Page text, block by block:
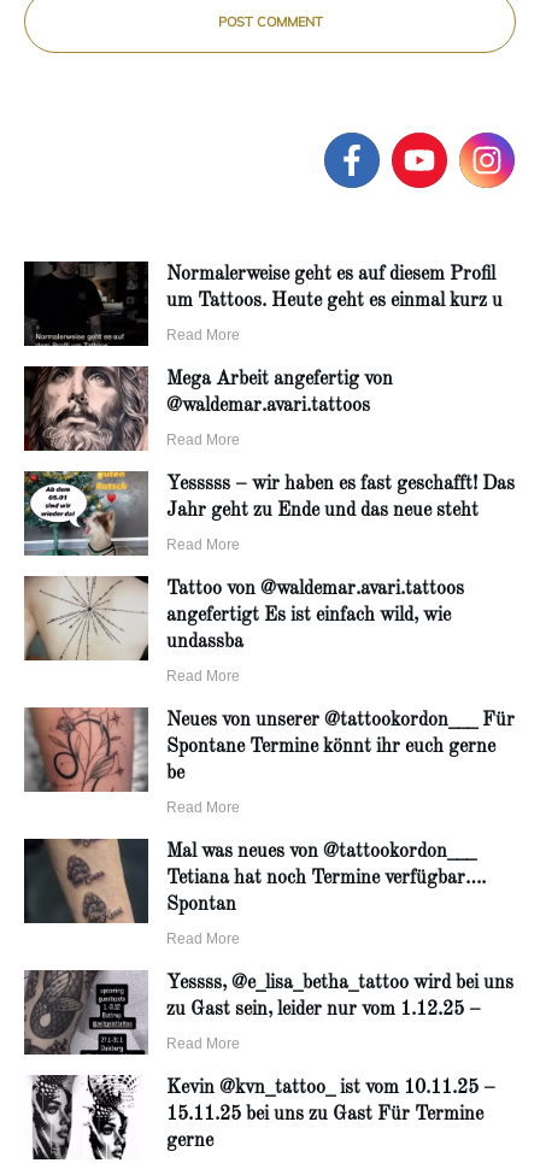
POST COMMENT
Normalerweise geht es auf diesem Profil
um Tattoos. Heute geht es einmal kurz u
Read More
Mega Arbeit angefertig von
@waldemar.avari.tattoos
Read More
Yesssss – wir haben es fast geschafft! Das
Jahr geht zu Ende und das neue steht
Read More
Tattoo von @waldemar.avari.tattoos
angefertigt Es ist einfach wild, wie
undassba
Read More
Neues von unserer @tattookordon___ Für
Spontane Termine könnt ihr euch gerne
be
Read More
Mal was neues von @tattookordon___
Tetiana hat noch Termine verfügbar….
Spontan
Read More
Yessss, @e_lisa_betha_tattoo wird bei uns
zu Gast sein, leider nur vom 1.12.25 –
Read More
Kevin @kvn_tattoo_ ist vom 10.11.25 –
15.11.25 bei uns zu Gast Für Termine
gerne